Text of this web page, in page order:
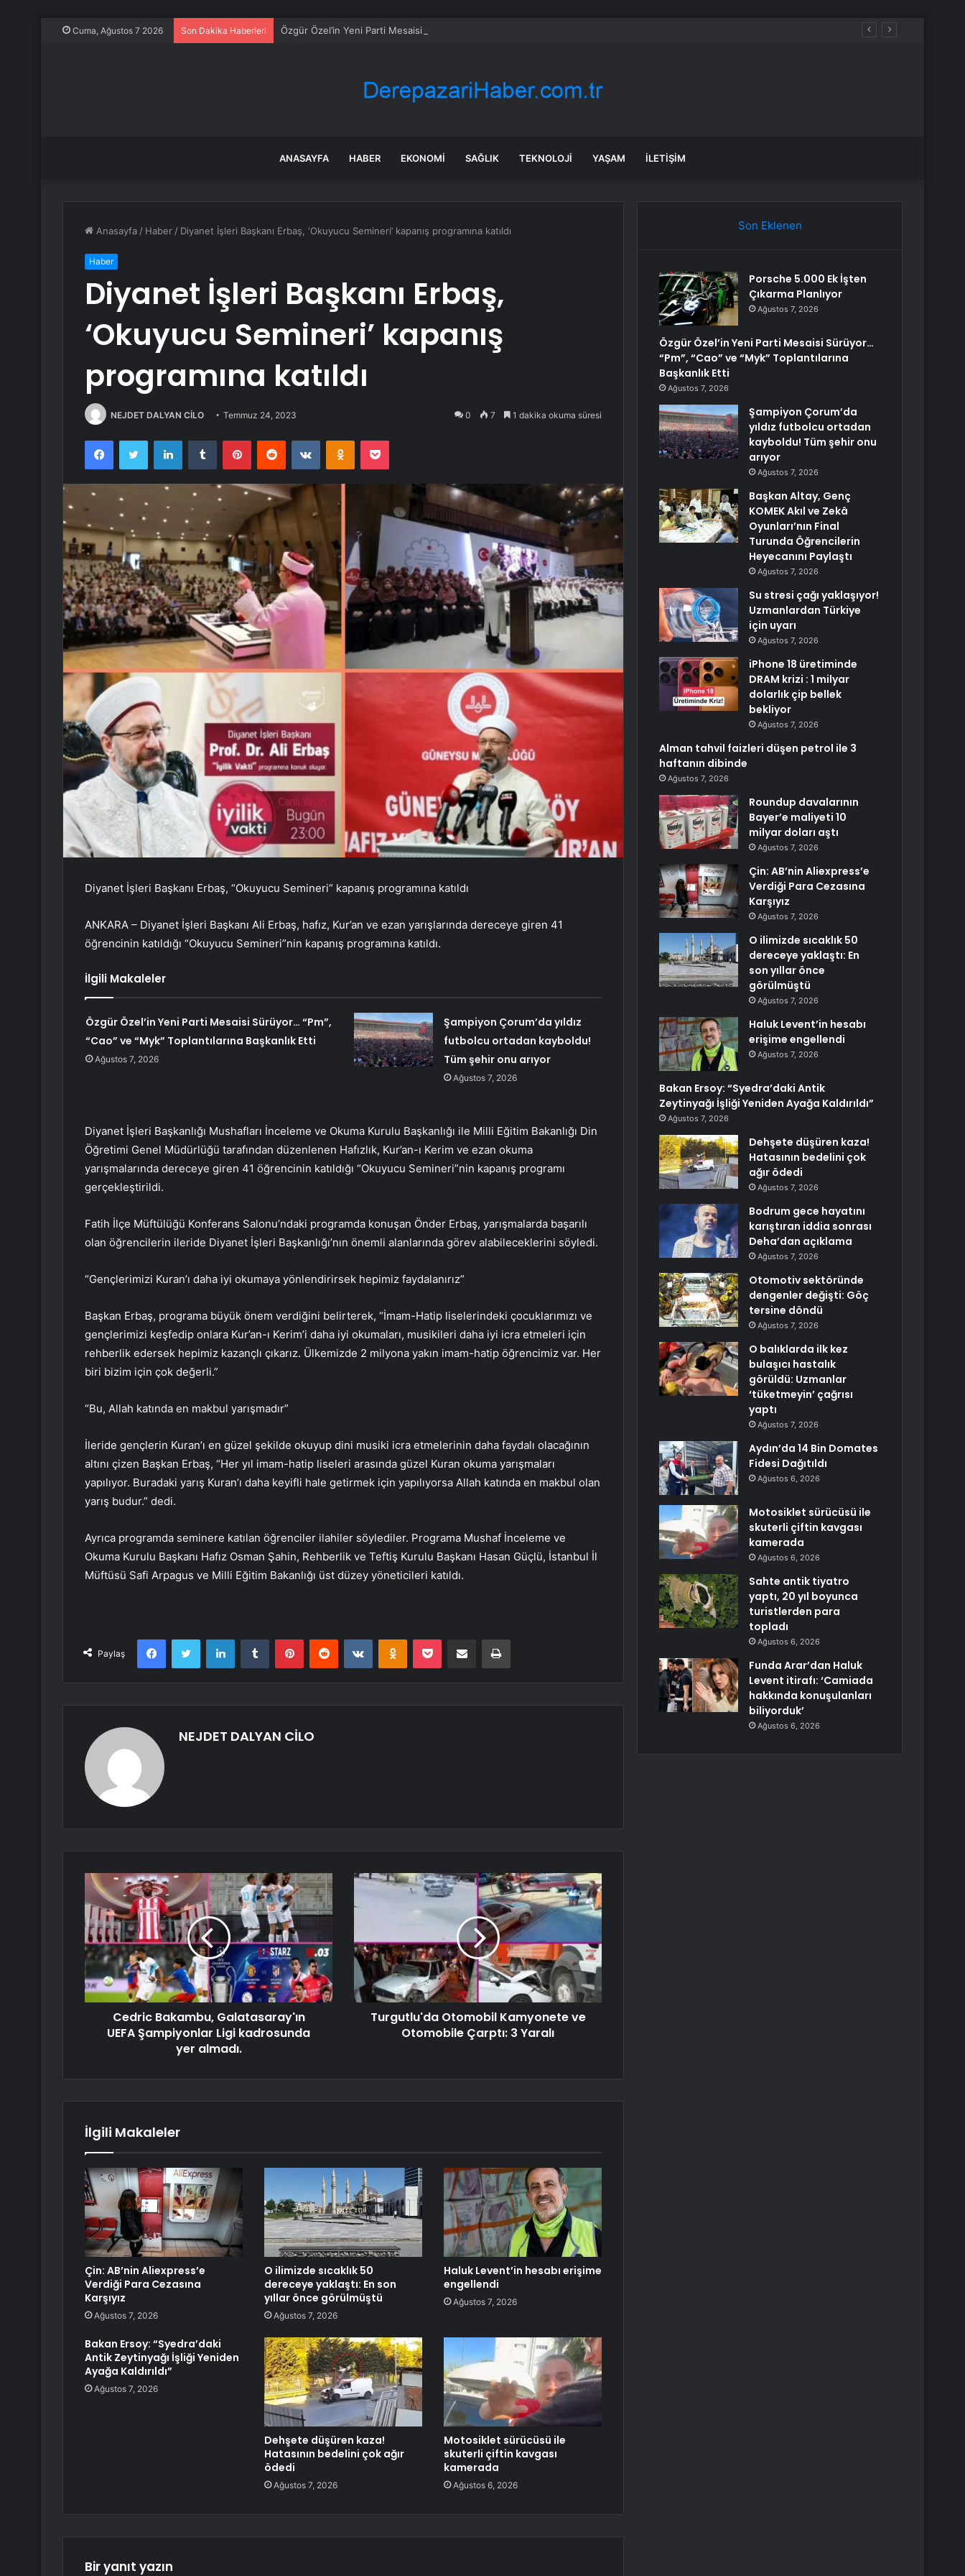
Cuma, Ağustos 7 2026 Son Dakika Haberleri Özgür Özel’in Yeni Parti Mesaisi Sürüyor… “Pm”, “Cao” ve “Myk” Toplantılarına Başkanlık Etti
ANASAYFA HABER EKONOMI SAĞLIK TEKNOLOJI YAŞAM İLETIŞIM
Anasayfa / Haber / Diyanet İşleri Başkanı Erbaş, ‘Okuyucu Semineri’ kapanış programına katıldı
Haber
Diyanet İşleri Başkanı Erbaş,
‘Okuyucu Semineri’ kapanış
programına katıldı
NEJDET DALYAN CİLO Temmuz 24, 2023 0 7 1 dakika okuma süresi
FacebookTwitter LinkedInTumblr PinterestReddit VKontakteOdnoklassniki
Pocket
Diyanet İşleri Başkanı Erbaş, “Okuyucu Semineri” kapanış programına katıldı
ANKARA – Diyanet İşleri Başkanı Ali Erbaş, hafız, Kur’an ve ezan yarışlarında dereceye giren 41
öğrencinin katıldığı “Okuyucu Semineri”nin kapanış programına katıldı.
İlgili Makaleler
Özgür Özel’in Yeni Parti Mesaisi Sürüyor… “Pm”,
“Cao” ve “Myk” Toplantılarına Başkanlık Etti
Ağustos 7, 2026
Şampiyon Çorum’da yıldız
futbolcu ortadan kayboldu!
Tüm şehir onu arıyor
Ağustos 7, 2026
Diyanet İşleri Başkanlığı Mushafları İnceleme ve Okuma Kurulu Başkanlığı ile Milli Eğitim Bakanlığı Din
Öğretimi Genel Müdürlüğü tarafından düzenlenen Hafızlık, Kur’an-ı Kerim ve ezan okuma
yarışmalarında dereceye giren 41 öğrencinin katıldığı “Okuyucu Semineri”nin kapanış programı
gerçekleştirildi.
Fatih İlçe Müftülüğü Konferans Salonu’ndaki programda konuşan Önder Erbaş, yarışmalarda başarılı
olan öğrencilerin ileride Diyanet İşleri Başkanlığı’nın önemli alanlarında görev alabileceklerini söyledi.
“Gençlerimizi Kuran’ı daha iyi okumaya yönlendirirsek hepimiz faydalanırız”
Başkan Erbaş, programa büyük önem verdiğini belirterek, “İmam-Hatip liselerindeki çocuklarımızı ve
gençlerimizi keşfedip onlara Kur’an-ı Kerim’i daha iyi okumaları, musikileri daha iyi icra etmeleri için
rehberlik edersek hepimiz kazançlı çıkarız. Ülkemizde 2 milyona yakın imam-hatip öğrencimiz var. Her
biri bizim için çok değerli.”
“Bu, Allah katında en makbul yarışmadır”
İleride gençlerin Kuran’ı en güzel şekilde okuyup dini musiki icra etmelerinin daha faydalı olacağının
altını çizen Başkan Erbaş, “Her yıl imam-hatip liseleri arasında güzel Kuran okuma yarışmaları
yapılıyor. Buradaki yarış Kuran’ı daha keyifli hale getirmek için yapılıyorsa Allah katında en makbul olan
yarış budur.” dedi.
Ayrıca programda seminere katılan öğrenciler ilahiler söylediler. Programa Mushaf İnceleme ve
Okuma Kurulu Başkanı Hafız Osman Şahin, Rehberlik ve Teftiş Kurulu Başkanı Hasan Güçlü, İstanbul İl
Müftüsü Safi Arpagus ve Milli Eğitim Bakanlığı üst düzey yöneticileri katıldı.
Paylaş
FacebookTwitter LinkedInTumblr PinterestReddit VKontakteOdnoklassniki
Pocket E-Posta ile paylaş Yazdır
NEJDET DALYAN CİLO
Cedric Bakambu, Galatasaray'ın
UEFA Şampiyonlar Ligi kadrosunda
yer almadı.
Turgutlu'da Otomobil Kamyonete ve
Otomobile Çarptı: 3 Yaralı
İlgili Makaleler
Çin: AB’nin Aliexpress’e
Verdiği Para Cezasına
Karşıyız
Ağustos 7, 2026
O ilimizde sıcaklık 50
dereceye yaklaştı: En son
yıllar önce görülmüştü
Ağustos 7, 2026
Haluk Levent’in hesabı erişime
engellendi
Ağustos 7, 2026
Bakan Ersoy: “Syedra’daki
Antik Zeytinyağı İşliği Yeniden
Ayağa Kaldırıldı”
Ağustos 7, 2026
Dehşete düşüren kaza!
Hatasının bedelini çok ağır
ödedi
Ağustos 7, 2026
Motosiklet sürücüsü ile
skuterli çiftin kavgası
kamerada
Ağustos 6, 2026
Bir yanıt yazın
Son Eklenen
Porsche 5.000 Ek İşten
Çıkarma Planlıyor
Ağustos 7, 2026
Özgür Özel’in Yeni Parti Mesaisi Sürüyor…
“Pm”, “Cao” ve “Myk” Toplantılarına
Başkanlık Etti
Ağustos 7, 2026
Şampiyon Çorum’da
yıldız futbolcu ortadan
kayboldu! Tüm şehir onu
arıyor
Ağustos 7, 2026
Başkan Altay, Genç
KOMEK Akıl ve Zekâ
Oyunları’nın Final
Turunda Öğrencilerin
Heyecanını Paylaştı
Ağustos 7, 2026
Su stresi çağı yaklaşıyor!
Uzmanlardan Türkiye
için uyarı
Ağustos 7, 2026
iPhone 18 üretiminde
DRAM krizi : 1 milyar
dolarlık çip bellek
bekliyor
Ağustos 7, 2026
Alman tahvil faizleri düşen petrol ile 3
haftanın dibinde
Ağustos 7, 2026
Roundup davalarının
Bayer’e maliyeti 10
milyar doları aştı
Ağustos 7, 2026
Çin: AB’nin Aliexpress’e
Verdiği Para Cezasına
Karşıyız
Ağustos 7, 2026
O ilimizde sıcaklık 50
dereceye yaklaştı: En
son yıllar önce
görülmüştü
Ağustos 7, 2026
Haluk Levent’in hesabı
erişime engellendi
Ağustos 7, 2026
Bakan Ersoy: “Syedra’daki Antik
Zeytinyağı İşliği Yeniden Ayağa Kaldırıldı”
Ağustos 7, 2026
Dehşete düşüren kaza!
Hatasının bedelini çok
ağır ödedi
Ağustos 7, 2026
Bodrum gece hayatını
karıştıran iddia sonrası
Deha’dan açıklama
Ağustos 7, 2026
Otomotiv sektöründe
dengenler değişti: Göç
tersine döndü
Ağustos 7, 2026
O balıklarda ilk kez
bulaşıcı hastalık
görüldü: Uzmanlar
‘tüketmeyin’ çağrısı
yaptı
Ağustos 7, 2026
Aydın’da 14 Bin Domates
Fidesi Dağıtıldı
Ağustos 6, 2026
Motosiklet sürücüsü ile
skuterli çiftin kavgası
kamerada
Ağustos 6, 2026
Sahte antik tiyatro
yaptı, 20 yıl boyunca
turistlerden para
topladı
Ağustos 6, 2026
Funda Arar’dan Haluk
Levent itirafı: ‘Camiada
hakkında konuşulanları
biliyorduk’
Ağustos 6, 2026